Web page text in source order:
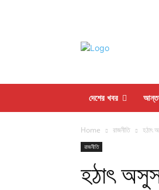
দেশের খবর
Home রাজনীতি হঠাৎ
রাজনীতি
হঠাৎ